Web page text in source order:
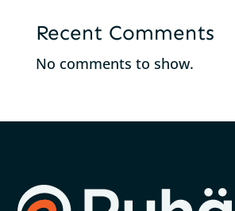
Recent Comments
No comments to show.